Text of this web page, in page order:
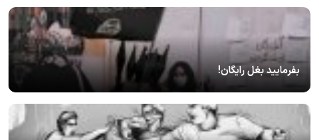
بفرمایید بغل رایگان!